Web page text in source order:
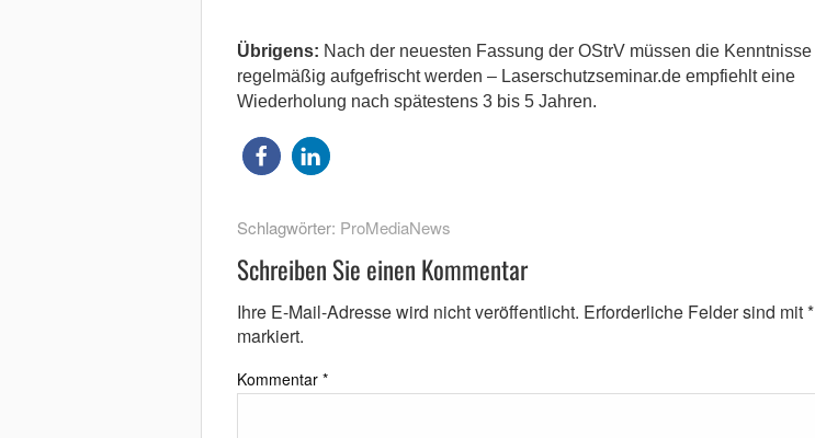
Übrigens: Nach der neuesten Fassung der OStrV müssen die Kenntnisse
regelmäßig aufgefrischt werden – Laserschutzseminar.de empfiehlt eine
Wiederholung nach spätestens 3 bis 5 Jahren.
Schlagwörter: ProMediaNews
Schreiben Sie einen Kommentar
Ihre E-Mail-Adresse wird nicht veröffentlicht. Erforderliche Felder sind mit*
markiert.
Kommentar *